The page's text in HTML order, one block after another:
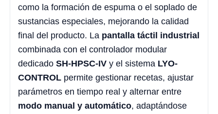
como la formación de espuma o el soplado de
sustancias especiales, mejorando la calidad
final del producto. La pantalla táctil industrial
combinada con el controlador modular
dedicado SH-HPSC-IV y el sistema LYO-
CONTROL permite gestionar recetas, ajustar
parámetros en tiempo real y alternar entre
modo manual y automático, adaptándose